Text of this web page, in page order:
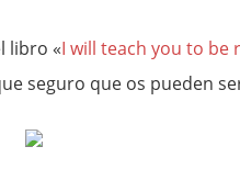
libro «I will teach you to be
seguro que os pueden